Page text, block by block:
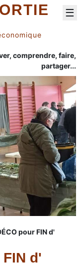
comprendre, faire,
partager...
☰
pour FIN d'
FIN d'